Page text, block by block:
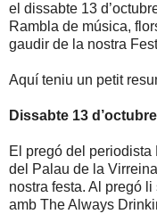
el dissabte 13
Rambla de música,
gaudir de la nostra
Aquí teniu un petit
Dissabte 13 d’octubre
El pregó del
del Palau de la
nostra festa. Al pregó
amb The Always